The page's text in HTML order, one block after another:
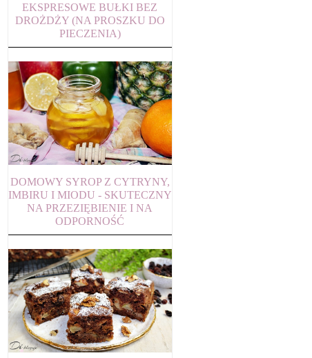
EKSPRESOWE BUŁKI BEZ
DROŻDŻY (NA PROSZKU DO
PIECZENIA)
DOMOWY SYROP Z CYTRYNY,
IMBIRU I MIODU - SKUTECZNY
NA PRZEZIĘBIENIE I NA
ODPORNOŚĆ